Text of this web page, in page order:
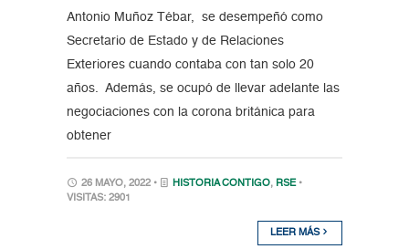
Antonio Muñoz Tébar, se desempeñó como
Secretario de Estado y de Relaciones
Exteriores cuando contaba con tan solo 20
años. Además, se ocupó de llevar adelante las
negociaciones con la corona británica para
obtener
26 MAYO, 2022 • HISTORIA CONTIGO, RSE •
VISITAS: 2901
LEER MÁS